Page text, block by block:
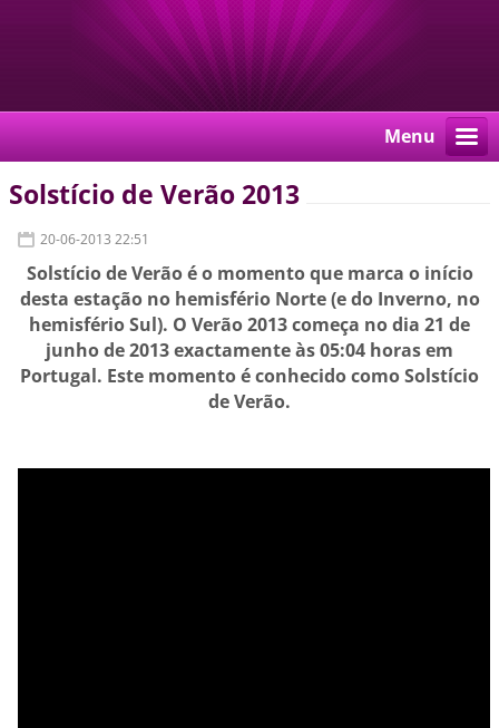
Menu
Solstício de Verão 2013
20-06-2013 22:51
Solstício de Verão é o momento que marca o início
desta estação no hemisfério Norte (e do Inverno, no
hemisfério Sul). O Verão 2013 começa no dia 21 de
junho de 2013 exactamente às 05:04 horas em
Portugal. Este momento é conhecido como Solstício
de Verão.